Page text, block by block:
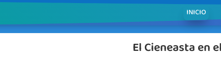
INICIO
El Cieneasta en